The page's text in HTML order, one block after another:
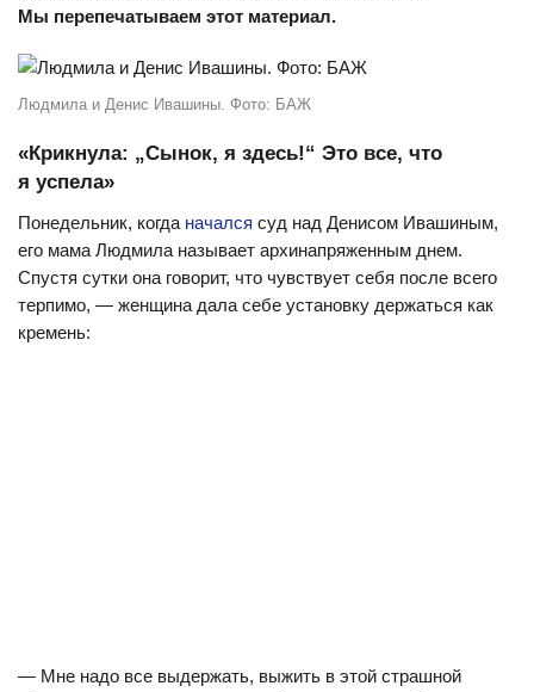
Мы перепечатываем этот материал.
Людмила и Денис Ивашины. Фото: БАЖ
«Крикнула: „Сынок, я здесь!“ Это все, что
я успела»
Понедельник, когда начался суд над Денисом Ивашиным,
его мама Людмила называет архинапряженным днем.
Спустя сутки она говорит, что чувствует себя после всего
терпимо, — женщина дала себе установку держаться как
кремень:
— Мне надо все выдержать, выжить в этой страшной